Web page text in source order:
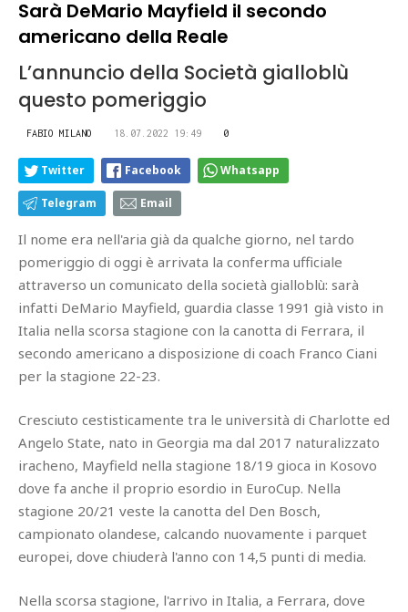
Sarà DeMario Mayfield il secondo
americano della Reale
L’annuncio della Società gialloblù
questo pomeriggio
FABIO MILANO 18.07.2022 19:49 0
Twitter Facebook Whatsapp
Telegram Email
Il nome era nell'aria già da qualche giorno, nel tardo
pomeriggio di oggi è arrivata la conferma ufficiale
attraverso un comunicato della società gialloblù: sarà
infatti DeMario Mayfield, guardia classe 1991 già visto in
Italia nella scorsa stagione con la canotta di Ferrara, il
secondo americano a disposizione di coach Franco Ciani
per la stagione 22-23.
Cresciuto cestisticamente tra le università di Charlotte ed
Angelo State, nato in Georgia ma dal 2017 naturalizzato
iracheno, Mayfield nella stagione 18/19 gioca in Kosovo
dove fa anche il proprio esordio in EuroCup. Nella
stagione 20/21 veste la canotta del Den Bosch,
campionato olandese, calcando nuovamente i parquet
europei, dove chiuderà l'anno con 14,5 punti di media.
Nella scorsa stagione, l'arrivo in Italia, a Ferrara, dove